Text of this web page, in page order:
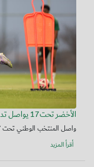
الأخضر تحت17 يواصل تدريباته ضمن معسكر الطائف
واصل المنتخب الوطني تحت 17 عامًا اليوم الثلاثاء تدريباته ضمن معسكره في...
أقرأ المزيد